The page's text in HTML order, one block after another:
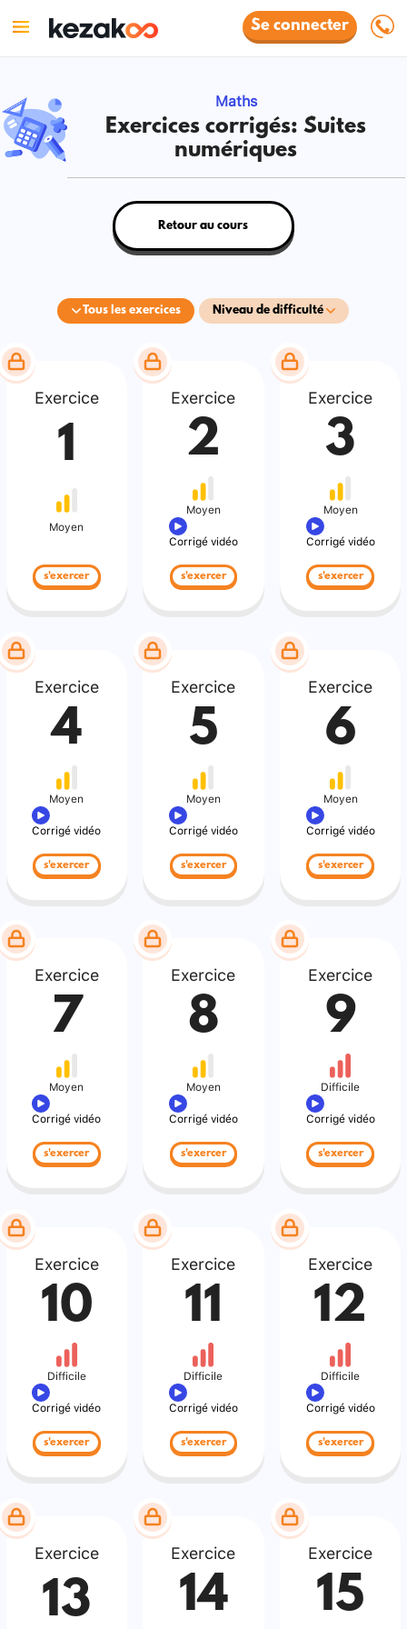
Se connecter
Maths
Exercices corrigés: Suites
numériques
Tous les exercices Niveau de difficulté
Retour au cours
Exercice
1
Moyen
s'exercer
Exercice
2
Moyen
Corrigé vidéo
s'exercer
Exercice
3
Moyen
Corrigé vidéo
s'exercer
Exercice
4
Moyen
Corrigé vidéo
s'exercer
Exercice
5
Moyen
Corrigé vidéo
s'exercer
Exercice
6
Moyen
Corrigé vidéo
s'exercer
Exercice
7
Moyen
Corrigé vidéo
s'exercer
Exercice
8
Moyen
Corrigé vidéo
s'exercer
Exercice
9
Difficile
Corrigé vidéo
s'exercer
Exercice
10
Difficile
Corrigé vidéo
s'exercer
Exercice
11
Difficile
Corrigé vidéo
s'exercer
Exercice
12
Difficile
Corrigé vidéo
s'exercer
Exercice
13
Exercice
14
Exercice
15